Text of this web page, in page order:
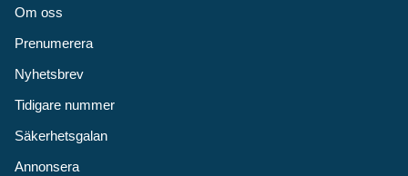
Om oss
Prenumerera
Nyhetsbrev
Tidigare nummer
Säkerhetsgalan
Annonsera